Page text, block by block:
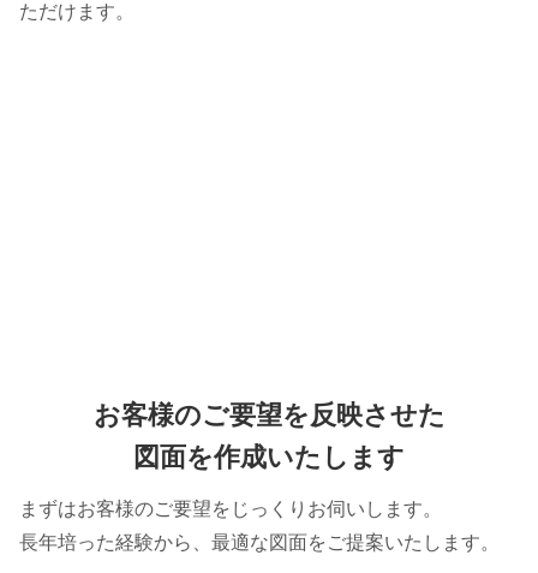
ただけます。
お客様のご要望を反映させた
図面を作成いたします
まずはお客様のご要望をじっくりお伺いします。
長年培った経験から、最適な図面をご提案いたします。